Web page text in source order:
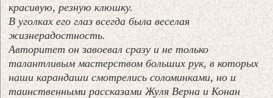
красивую, резную клюшку.
В уголках его глаз всегда была веселая
жизнерадостность.
Авторитет он завоевал сразу и не только
талантливым мастерством больших рук, в которых
наши карандаши смотрелись соломинками, но и
таинственными рассказами Жуля Верна и Конан